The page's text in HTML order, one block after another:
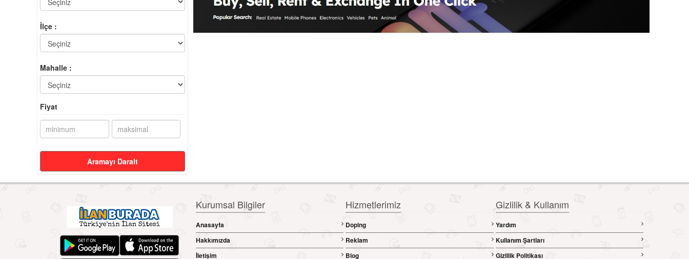
İlçe :
Mahalle :
Fiyat
Aramayı Daralt
Kurumsal Bilgiler
Anasayfa
Hakkımızda
İletişim
Hizmetlerimiz
Doping
Reklam
Blog
Gizlilik & Kullanım
Yardım
Kullanım Şartları
Gizlilik Politikası